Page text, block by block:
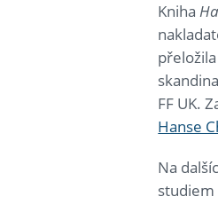
Kniha
FF UK.
Hanse
Na
studiem